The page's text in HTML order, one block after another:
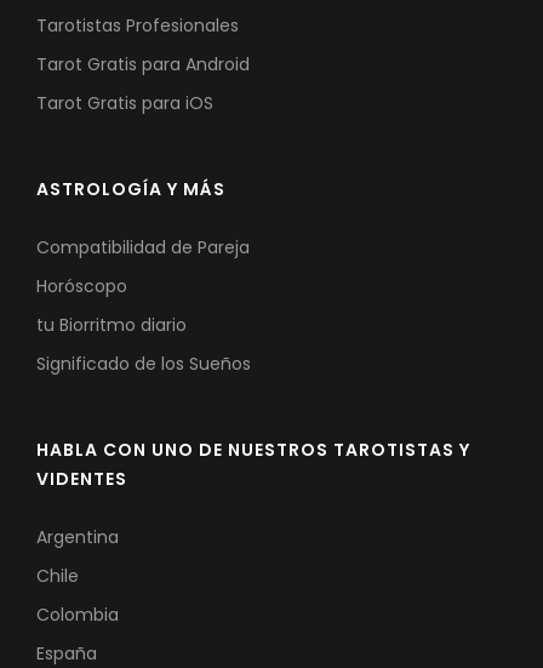
Tarotistas Profesionales
Tarot Gratis para Android
Tarot Gratis para iOS
ASTROLOGÍA Y MÁS
Compatibilidad de Pareja
Horóscopo
tu Biorritmo diario
Significado de los Sueños
HABLA CON UNO DE NUESTROS TAROTISTAS Y
VIDENTES
Argentina
Chile
Colombia
España